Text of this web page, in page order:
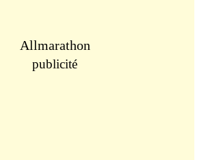
Allmarathon
publicité